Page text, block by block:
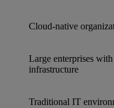
Cloud-native
Large enterprises
infrastructure
Traditional IT